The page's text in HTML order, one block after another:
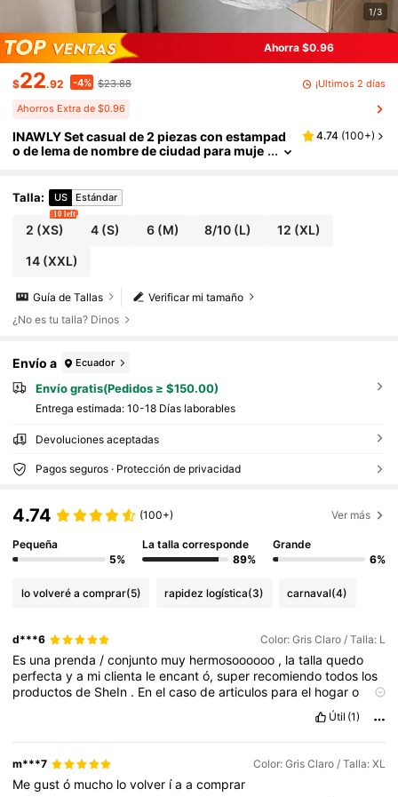
1/3
Ahorra $0.96
$22.92 -4% $23.88 ¡Últimos 2 días
Ahorros Extra de $0.96
INAWLY Set casual de 2 piezas con estampad
o de lema de nombre de ciudad para muje
4.74 (100+)
Talla: US Estándar
2 (XS)
10 left
4(S) 6(M) 8/10 (L) 12 (XL)
14(XXL)
Verificar mi tamaño
Guía de Tallas
¿No es tu talla? Dinos
Envío a Ecuador
Envío gratis(Pedidos ≥ $150.00)
Entrega estimada: 10-18 Días laborables
Devoluciones aceptadas
Pagos seguros · Protección de privacidad
4.74 (100+) Ver más
Pequeña
5%
La talla corresponde
89%
Grande
6%
lo volveré a comprar(5) rapidez logística(3) carnaval(4)
d***6 Color: Gris Claro / Talla: L
Es una prenda /conjunto muy hermosoooooo , latallaquedo
perfectaya miclienta leencantó,super recomiendotodos los
productosde SheIn . Enelcasodearticulos parael hogaro
serums
Útil (1)
m***7 Color: Gris Claro / Talla: XL
Megustó mucho lovolver íaacomprar